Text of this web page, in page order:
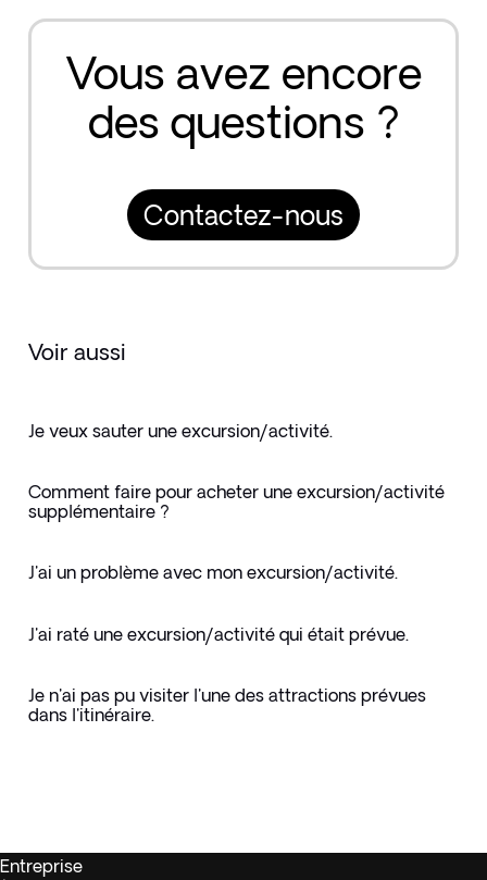
Vous avez encore
des questions ?
Contactez-nous
Voir aussi
Je veux sauter une excursion/activité.
Comment faire pour acheter une excursion/activité
supplémentaire ?
J'ai un problème avec mon excursion/activité.
J'ai raté une excursion/activité qui était prévue.
Je n'ai pas pu visiter l'une des attractions prévues
dans l'itinéraire.